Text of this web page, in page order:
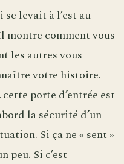
se levait à l’est au
montre comment vous
les autres vous
votre histoire.
porte d’entrée est
la sécurité d’un
Si ça ne « sent »
peu. Si c’est